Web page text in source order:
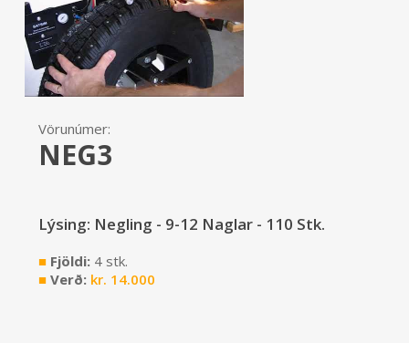
Vörunúmer:
NEG3
Lýsing: Negling - 9-12 Naglar - 110 Stk.
■Fjöldi: 4 stk.
■Verð: kr. 14.000